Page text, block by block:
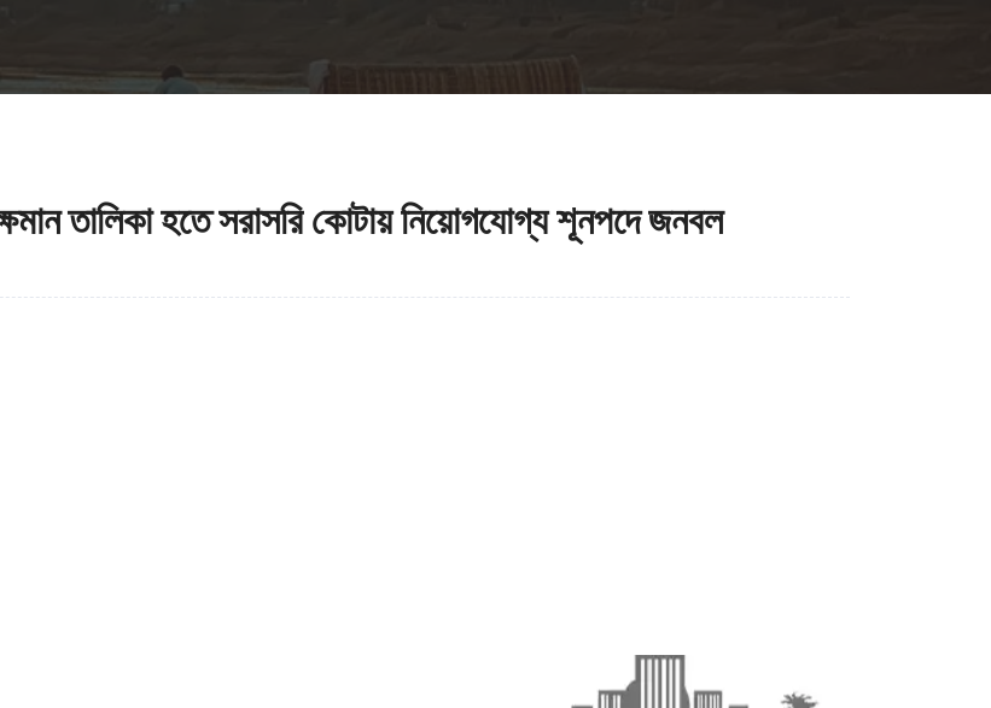
তালিকা হতে সরাসরি কোটায় নিয়োগযোগ্য শূনপদে জনবল